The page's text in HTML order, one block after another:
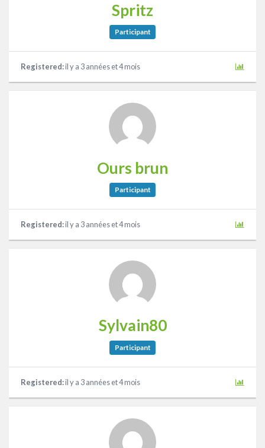
Spritz
Participant
Registered:il y a 3 années et 4 mois
Ours brun
Participant
Registered:il y a 3 années et 4 mois
Sylvain80
Participant
Registered:il y a 3 années et 4 mois